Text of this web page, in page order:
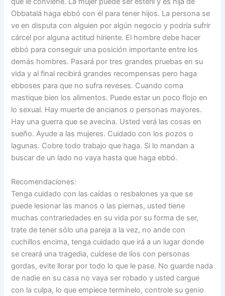
Obbatalá haga ebbó con él para tener hijos. La persona se
ve en disputa con alguien por algún negocio y podría sufrir
cárcel por alguna actitud hiriente. El hombre debe hacer
ebbó para conseguir una posición importante entre los
demás hombres. Pasará por tres grandes pruebas en su
vida y al final recibirá grandes recompensas pero haga
ebboses para que no sufra reveses. Cuando coma
mastique bien los alimentos. Puede estar un poco flojo en
lo sexual. Hay muerte de ancianos o personas mayores.
Hay una guerra que se avecina. Usted verá las cosas en
sueño. Ayude a las mujeres. Cuidado con los pozos o
lagunas. Cobre todo trabajo que haga. Si lo mandan a
buscar de un lado no vaya hasta que haga ebbó.
Recomendaciones:
Tenga cuidado con las caídas o resbalones ya que se
puede lesionar las manos o las piernas, usted tiene
muchas contrariedades en su vida por su forma de ser,
trate de tener sólo una pareja a la vez, no ande con
cuchillos encima, tenga cuidado que irá a un lugar donde
se creará una tragedia, cuídese de líos con personas
gordas, evite llorar por todo lo que le pase. No guarde nada
de nadie en su casa no vaya ser robado y usted cargue
con la culpa, lo que empiece termínelo, controle su genio